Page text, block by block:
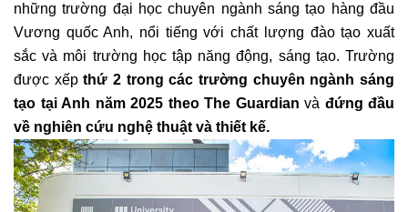
những trường đại học chuyên ngành sáng tạo hàng đầu
Vương quốc Anh, nổi tiếng với chất lượng đào tạo xuất
sắc và môi trường học tập năng động, sáng tạo. Trường
được xếpthứ 2 trong các trường chuyên ngành sáng
tạo tại Anh năm 2025 theo The Guardian và đứng đầu
về nghiên cứu nghệ thuật và thiết kế.